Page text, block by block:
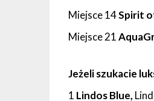
Miejsce 14Spirit
Miejsce 21
Jeżeli szukacie
1 Lindos Blue,